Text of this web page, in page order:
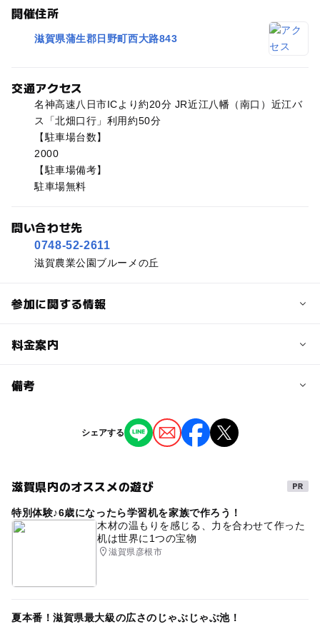
開催住所
滋賀県蒲生郡日野町西大路843
交通アクセス
名神高速八日市ICより約20分 JR近江八幡（南口）近江バ
ス「北畑口行」利用約50分
【駐車場台数】
2000
【駐車場備考】
駐車場無料
問い合わせ先
0748-52-2611
滋賀農業公園ブルーメの丘
参加に関する情報
予約/応募
場所：アウトドアキッチン(体験工房)
料金案内
料金について
備考
※掲載の情報は天候や主催者側の都合などにより変更にな
ることがあります。
シェアする
滋賀県内のオススメの遊び
特別体験♪6歳になったら学習机を家族で作ろう！
木材の温もりを感じる、力を合わせて作った
机は世界に1つの宝物
滋賀県彦根市
夏本番！滋賀県最大級の広さのじゃぶじゃぶ池！